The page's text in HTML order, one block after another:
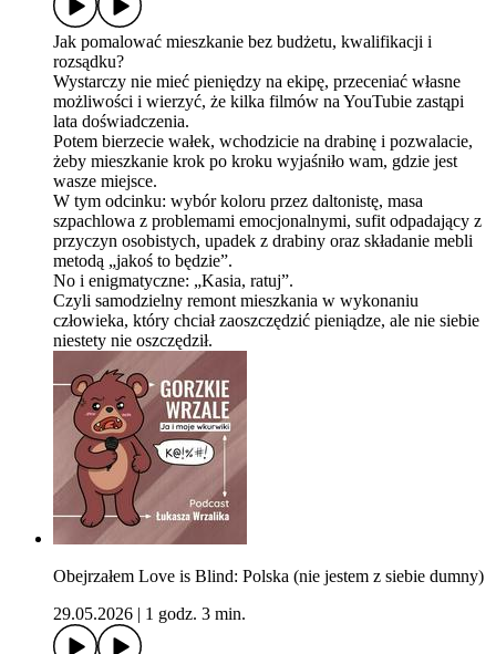
Jak pomalować mieszkanie bez budżetu, kwalifikacji i
rozsądku?
Wystarczy nie mieć pieniędzy na ekipę, przeceniać własne
możliwości i wierzyć, że kilka filmów na YouTubie zastąpi
lata doświadczenia.
Potem bierzecie wałek, wchodzicie na drabinę i pozwalacie,
żeby mieszkanie krok po kroku wyjaśniło wam, gdzie jest
wasze miejsce.
W tym odcinku: wybór koloru przez daltonistę, masa
szpachlowa z problemami emocjonalnymi, sufit odpadający z
przyczyn osobistych, upadek z drabiny oraz składanie mebli
metodą „jakoś to będzie”.
No i enigmatyczne: „Kasia, ratuj”.
Czyli samodzielny remont mieszkania w wykonaniu
człowieka, który chciał zaoszczędzić pieniądze, ale nie siebie
niestety nie oszczędził.
Obejrzałem Love is Blind: Polska (nie jestem z siebie dumny)
29.05.2026
1 godz. 3 min.